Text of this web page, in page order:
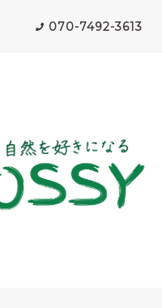
070-7492-3613